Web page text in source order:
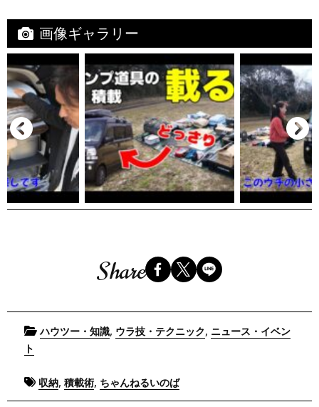
画像ギャラリー
Share
Posted
in
ハウツー・知識, ウラ技・テクニック, ニュース・イベン
ト
Tagged
収納, 積載術, ちゃんねるいのば